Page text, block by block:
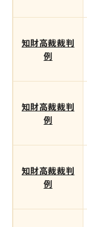
知財高裁裁判
例
知財高裁裁判
例
知財高裁裁判
例